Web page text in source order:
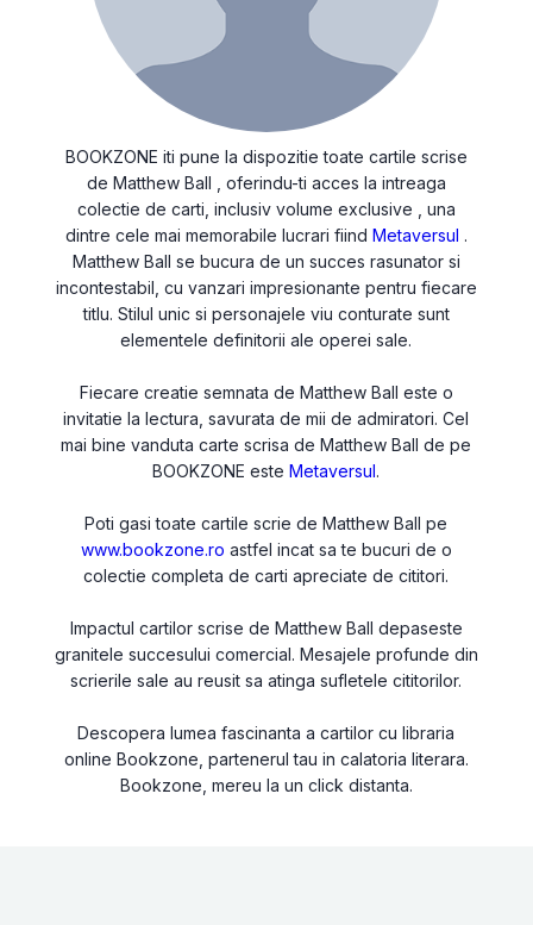
BOOKZONE iti pune la dispozitie toate cartile scrise
de Matthew Ball , oferindu-ti acces la intreaga
colectie de carti, inclusiv volume exclusive , una
dintre cele mai memorabile lucrari fiind Metaversul .
Matthew Ball se bucura de un succes rasunator si
incontestabil, cu vanzari impresionante pentru fiecare
titlu. Stilul unic si personajele viu conturate sunt
elementele definitorii ale operei sale.
Fiecare creatie semnata de Matthew Ball este o
invitatie la lectura, savurata de mii de admiratori. Cel
mai bine vanduta carte scrisa de Matthew Ball de pe
BOOKZONE esteMetaversul.
Poti gasi toate cartile scrie de Matthew Ball pe
www.bookzone.ro astfel incat sa te bucuri de o
colectie completa de carti apreciate de cititori.
Impactul cartilor scrise de Matthew Ball depaseste
granitele succesului comercial. Mesajele profunde din
scrierile sale au reusit sa atinga sufletele cititorilor.
Descopera lumea fascinanta a cartilor cu libraria
online Bookzone, partenerul tau in calatoria literara.
Bookzone, mereu la un click distanta.